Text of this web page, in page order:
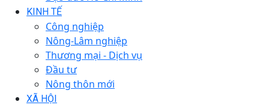
KINH TẾ
Công nghiệp
Nông-Lâm nghiệp
Thương mại - Dịch vụ
Đầu tư
Nông thôn mới
XÃ HỘI